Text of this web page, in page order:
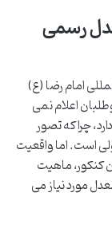
رسمی
امام رضا (ع)
اعلام نمی
چرا که تصور
است. اما واقعیت
ماهیت
مورد نیاز می